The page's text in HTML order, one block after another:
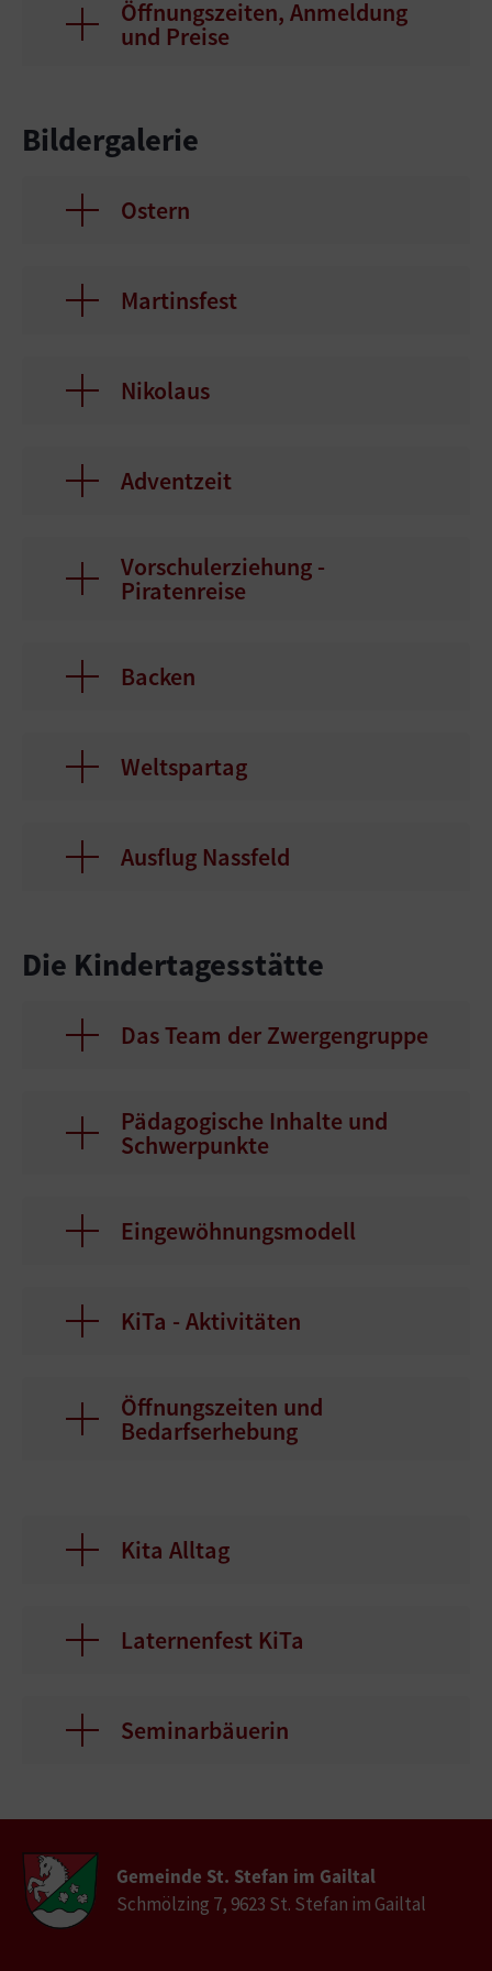
Öffnungszeiten, Anmeldung
und Preise
Bildergalerie
Ostern
Martinsfest
Nikolaus
Adventzeit
Vorschulerziehung -
Piratenreise
Backen
Weltspartag
Ausflug Nassfeld
Die Kindertagesstätte
Das Team der Zwergengruppe
Pädagogische Inhalte und
Schwerpunkte
Eingewöhnungsmodell
KiTa - Aktivitäten
Öffnungszeiten und
Bedarfserhebung
Kita Alltag
Laternenfest KiTa
Seminarbäuerin
Gemeinde St. Stefan im Gailtal
Schmölzing 7, 9623 St. Stefan im Gailtal